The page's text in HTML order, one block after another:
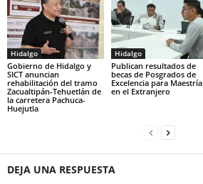
Hidalgo
Gobierno de Hidalgo y
SICT anuncian
rehabilitación del tramo
Zacualtipán-Tehuetlán de
la carretera Pachuca-
Huejutla
Hidalgo
Publican resultados de
becas de Posgrados de
Excelencia para Maestría
en el Extranjero
DEJA UNA RESPUESTA